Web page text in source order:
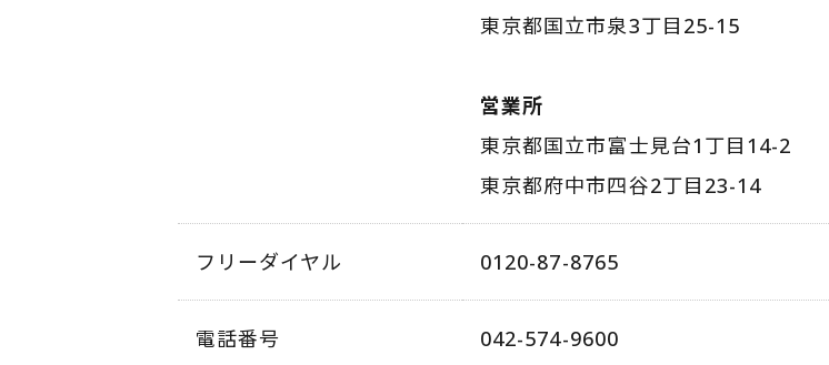
東京都国立市泉3丁目25-15
営業所
東京都国立市富士見台1丁目14-2
東京都府中市四谷2丁目23-14
フリーダイヤル 0120-87-8765
電話番号 042-574-9600